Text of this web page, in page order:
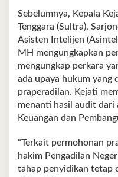
Sebelumnya, Kepala
Tenggara (Sultra),
Asisten Intelijen
MH mengungkapkan
mengungkap perkara
ada upaya hukum yang
praperadilan. Kejati
menanti hasil audit dari
Keuangan dan
“Terkait permohonan
hakim Pengadilan
tahap penyidikan tetap